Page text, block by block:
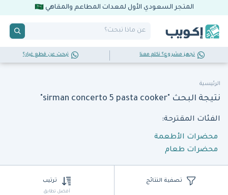
المتجر السعودي الأول لمعدات المطاعم والمقاهي
تجهز مشروع؟ تكلم معنا تبحث عن قطع غيار؟
الرئيسية
نتيجة البحث "sirman concerto 5 pasta cooker"
الفئات المقترحة:
محضرات الأطعمة
محضرات طعام
تصفية النتائج ترتيب
أفضل تطابق